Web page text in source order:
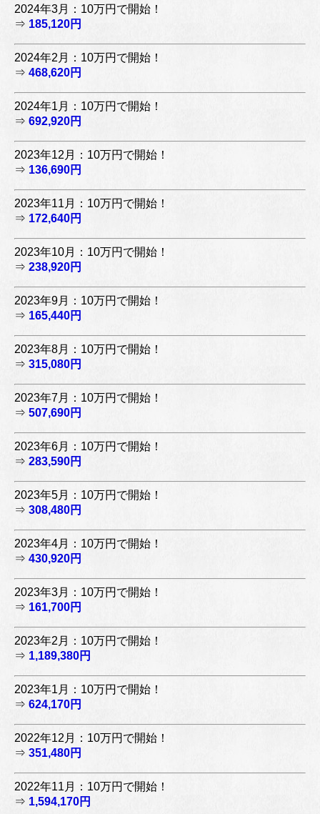
2024年3月：10万円で開始！
⇒ 185,120円
2024年2月：10万円で開始！
⇒ 468,620円
2024年1月：10万円で開始！
⇒ 692,920円
2023年12月：10万円で開始！
⇒ 136,690円
2023年11月：10万円で開始！
⇒ 172,640円
2023年10月：10万円で開始！
⇒ 238,920円
2023年9月：10万円で開始！
⇒ 165,440円
2023年8月：10万円で開始！
⇒ 315,080円
2023年7月：10万円で開始！
⇒ 507,690円
2023年6月：10万円で開始！
⇒ 283,590円
2023年5月：10万円で開始！
⇒ 308,480円
2023年4月：10万円で開始！
⇒ 430,920円
2023年3月：10万円で開始！
⇒ 161,700円
2023年2月：10万円で開始！
⇒ 1,189,380円
2023年1月：10万円で開始！
⇒ 624,170円
2022年12月：10万円で開始！
⇒ 351,480円
2022年11月：10万円で開始！
⇒ 1,594,170円